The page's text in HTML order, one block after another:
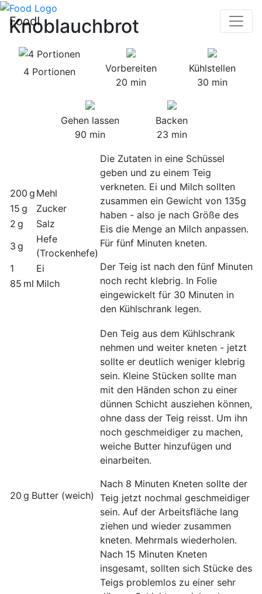
Food!
Knoblauchbrot
4 Portionen
Vorbereiten
20 min
Kühlstellen
30 min
Gehen lassen
90 min
Backen
23 min
200 g Mehl
15 g
Zucker
2 g
Salz
3 g
Hefe
(Trockenhefe)
1
Ei
85 ml Milch
Die Zutaten in eine Schüssel
geben und zu einem Teig
verkneten. Ei und Milch sollten
zusammen ein Gewicht von 135g
haben - also je nach Größe des
Eis die Menge an Milch anpassen.
Für fünf Minuten kneten.
Der Teig ist nach den fünf Minuten
noch recht klebrig. In Folie
eingewickelt für 30 Minuten in
den Kühlschrank legen.
20 g Butter (weich)
Den Teig aus dem Kühlschrank
nehmen und weiter kneten - jetzt
sollte er deutlich weniger klebrig
sein. Kleine Stücken sollte man
mit den Händen schon zu einer
dünnen Schicht ausziehen können,
ohne dass der Teig reisst. Um ihn
noch geschmeidiger zu machen,
weiche Butter hinzufügen und
einarbeiten.
Nach 8 Minuten Kneten sollte der
Teig jetzt nochmal geschmeidiger
sein. Auf der Arbeitsfläche lang
ziehen und wieder zusammen
kneten. Mehrmals wiederholen.
Nach 15 Minuten Kneten
insgesamt, sollten sich Stücke des
Teigs problemlos zu einer sehr